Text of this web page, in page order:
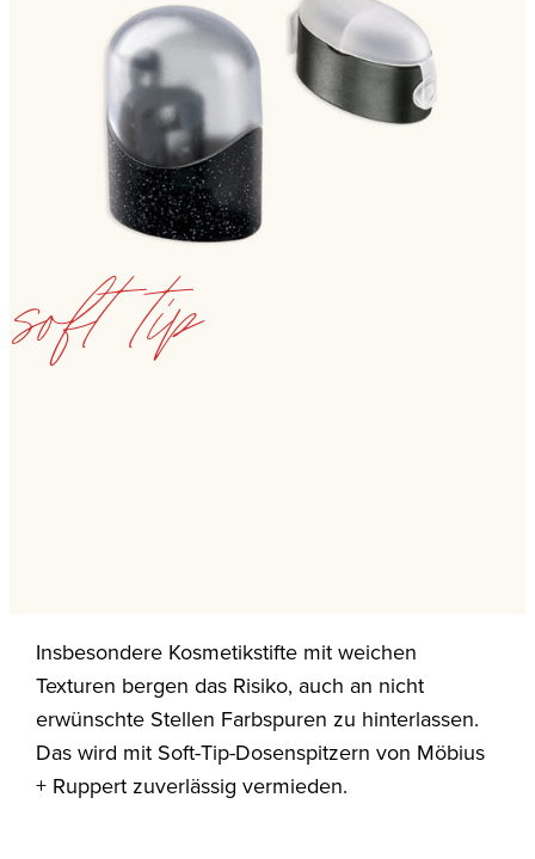
soft tip
Insbesondere Kosmetikstifte mit weichen
Texturen bergen das Risiko, auch an nicht
erwünschte Stellen Farbspuren zu hinterlassen.
Das wird mit Soft-Tip-Dosenspitzern von Möbius
+ Ruppert zuverlässig vermieden.